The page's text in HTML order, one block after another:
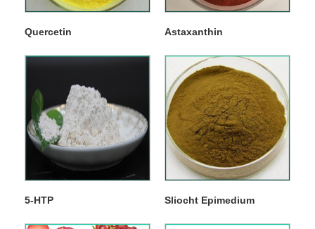
Quercetin Astaxanthin
5-HTP Sliocht Epimedium